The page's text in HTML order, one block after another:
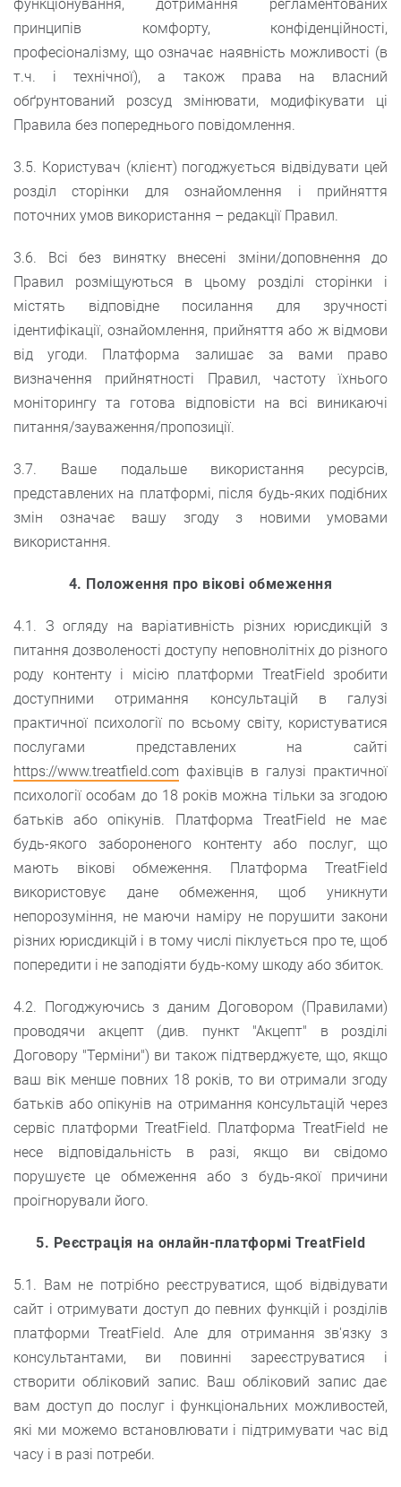
функціонування, дотримання регламентованих
принципів комфорту, конфіденційності,
професіоналізму, що означає наявність можливості (в
т.ч. і технічної), а також права на власний
обґрунтований розсуд змінювати, модифікувати ці
Правила без попереднього повідомлення.
3.5. Користувач (клієнт) погоджується відвідувати цей
розділ сторінки для ознайомлення і прийняття
поточних умов використання – редакції Правил.
3.6. Всі без винятку внесені зміни/доповнення до
Правил розміщуються в цьому розділі сторінки і
містять відповідне посилання для зручності
ідентифікації, ознайомлення, прийняття або ж відмови
від угоди. Платформа залишає за вами право
визначення прийнятності Правил, частоту їхнього
моніторингу та готова відповісти на всі виникаючі
питання/зауваження/пропозиції.
3.7. Ваше подальше використання ресурсів,
представлених на платформі, після будь-яких подібних
змін означає вашу згоду з новими умовами
використання.
4. Положення про вікові обмеження
4.1. З огляду на варіативність різних юрисдикцій з
питання дозволеності доступу неповнолітніх до різного
роду контенту і місію платформи TreatField зробити
доступними отримання консультацій в галузі
практичної психології по всьому світу, користуватися
послугами представлених на сайті
https://www.treatfield.com фахівців в галузі практичної
психології особам до 18 років можна тільки за згодою
батьків або опікунів. Платформа TreatField не має
будь-якого забороненого контенту або послуг, що
мають вікові обмеження. Платформа TreatField
використовує дане обмеження, щоб уникнути
непорозуміння, не маючи наміру не порушити закони
різних юрисдикцій і в тому числі піклується про те, щоб
попередити і не заподіяти будь-кому шкоду або збиток.
4.2. Погоджуючись з даним Договором (Правилами)
проводячи акцепт (див. пункт "Акцепт" в розділі
Договору "Терміни") ви також підтверджуєте, що, якщо
ваш вік менше повних 18 років, то ви отримали згоду
батьків або опікунів на отримання консультацій через
сервіс платформи TreatField. Платформа TreatField не
несе відповідальність в разі, якщо ви свідомо
порушуєте це обмеження або з будь-якої причини
проігнорували його.
5. Реєстрація на онлайн-платформі TreatField
5.1. Вам не потрібно реєструватися, щоб відвідувати
сайт і отримувати доступ до певних функцій і розділів
платформи TreatField. Але для отримання зв'язку з
консультантами, ви повинні зареєструватися і
створити обліковий запис. Ваш обліковий запис дає
вам доступ до послуг і функціональних можливостей,
які ми можемо встановлювати і підтримувати час від
часу і в разі потреби.